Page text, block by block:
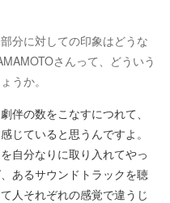
分に対しての印象はどうな
さんって、どういう
うか。
伴の数をこなすにつれて、
じていると思うんですよ。
自分なりに取り入れてやっ
あるサウンドトラックを聴
人それぞれの感覚で違うじ